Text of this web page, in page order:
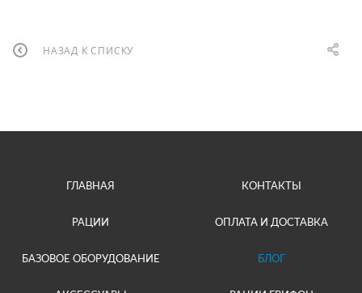
НАЗАД К СПИСКУ
ГЛАВНАЯ
РАЦИИ
БАЗОВОЕ ОБОРУДОВАНИЕ
КОНТАКТЫ
ОПЛАТА И ДОСТАВКА
БЛОГ